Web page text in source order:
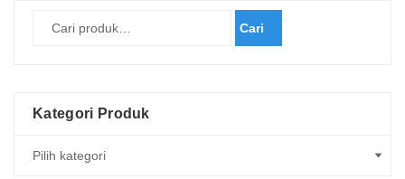
Cari
Kategori Produk